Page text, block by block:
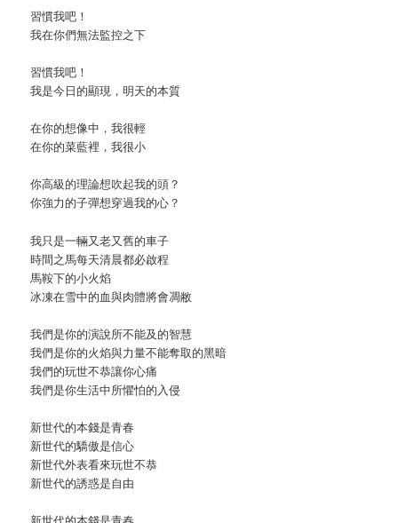
習慣我吧！
我在你們無法監控之下
習慣我吧！
我是今日的顯現，明天的本質
在你的想像中，我很輕
在你的菜藍裡，我很小
你高級的理論想吹起我的頭？
你強力的子彈想穿過我的心？
我只是一輛又老又舊的車子
時間之馬每天清晨都必啟程
馬鞍下的小火焰
冰凍在雪中的血與肉體將會凋敝
我們是你的演說所不能及的智慧
我們是你的火焰與力量不能奪取的黑暗
我們的玩世不恭讓你心痛
我們是你生活中所懼怕的入侵
新世代的本錢是青春
新世代的驕傲是信心
新世代外表看來玩世不恭
新世代的誘惑是自由